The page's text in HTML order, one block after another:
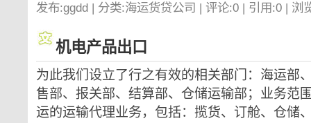
发布:ggdd | 分类:海运货贷公司 | 评论:0 | 引用:0 | 浏
机电产品出口
为此我们设立了行之有效的相关部门：海运部
售部、报关部、结算部、仓储运输部；业务范
运的运输代理业务，包括：揽货、订舱、仓储